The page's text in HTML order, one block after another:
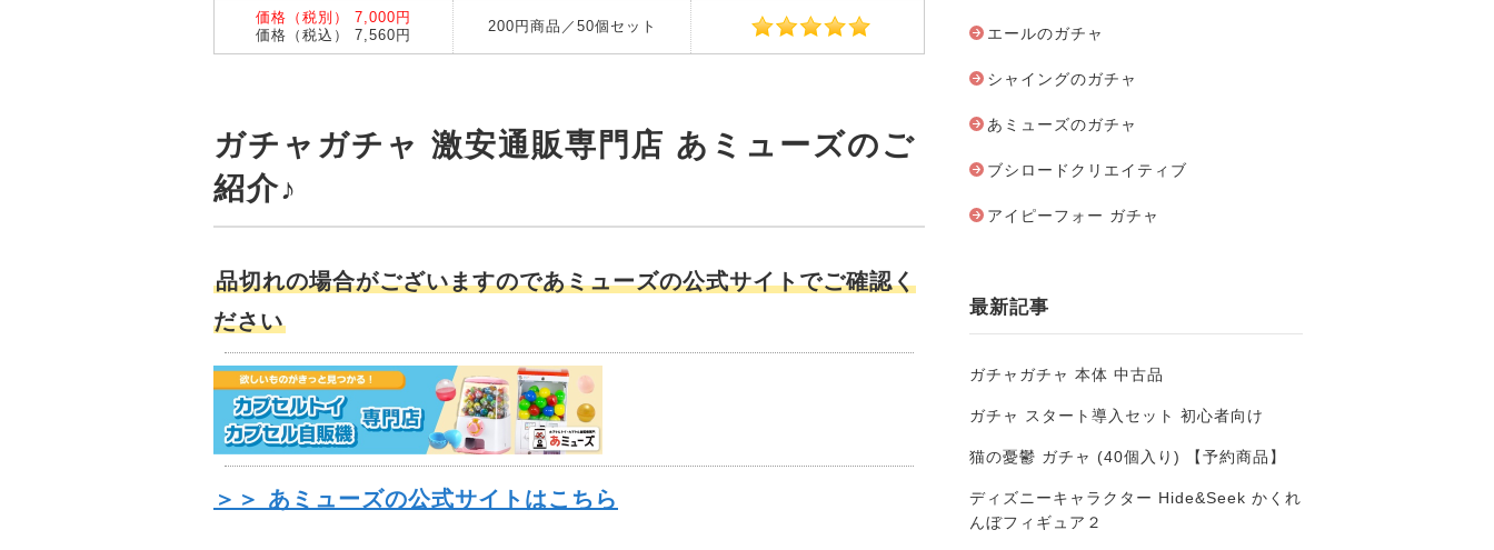
価格（税別） 7,000円
価格（税込） 7,560円
200円商品／50個セット
ガチャガチャ 激安通販専門店 あミューズのご
紹介♪
品切れの場合がございますのであミューズの公式サイトでご確認く
ださい
＞＞ あミューズの公式サイトはこちら
エールのガチャ
シャイングのガチャ
あミューズのガチャ
ブシロードクリエイティブ
アイピーフォー ガチャ
最新記事
ガチャガチャ 本体 中古品
ガチャ スタート導入セット 初心者向け
猫の憂鬱 ガチャ (40個入り) 【予約商品】
ディズニーキャラクター Hide&Seek かくれ
んぼフィギュア２